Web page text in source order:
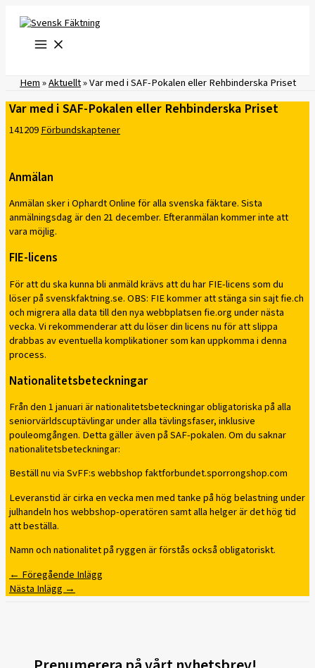
innehåll
Hem»Aktuellt»Var med i SAF-Pokalen eller Rehbinderska Priset
Var med i SAF-Pokalen eller Rehbinderska Priset
141209Förbundskaptener
Anmälan
Anmälan sker i Ophardt Online för alla svenska fäktare. Sista
anmälningsdag är den 21 december. Efteranmälan kommer inte att
vara möjlig.
FIE-licens
För att du ska kunna bli anmäld krävs att du har FIE-licens som du
löser på svenskfaktning.se. OBS: FIE kommer att stänga sin sajt fie.ch
och migrera alla data till den nya webbplatsen fie.org under nästa
vecka. Vi rekommenderar att du löser din licens nu för att slippa
drabbas av eventuella komplikationer som kan uppkomma i denna
process.
Nationalitetsbeteckningar
Från den 1 januari är nationalitetsbeteckningar obligatoriska på alla
seniorvärldscuptävlingar under alla tävlingsfaser, inklusive
pouleomgången. Detta gäller även på SAF-pokalen. Om du saknar
nationalitetsbeteckningar:
Beställ nu via SvFF:s webbshop faktforbundet.sporrongshop.com
Leveranstid är cirka en vecka men med tanke på hög belastning under
julhandeln hos webbshop-operatören samt alla helger är det hög tid
att beställa.
Namn och nationalitet på ryggen är förstås också obligatoriskt.
← Föregående Inlägg
Nästa Inlägg →